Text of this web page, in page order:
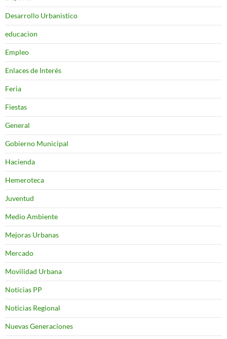
Desarrollo Urbanistico
educacion
Empleo
Enlaces de Interés
Feria
Fiestas
General
Gobierno Municipal
Hacienda
Hemeroteca
Juventud
Medio Ambiente
Mejoras Urbanas
Mercado
Movilidad Urbana
Noticias PP
Noticias Regional
Nuevas Generaciones